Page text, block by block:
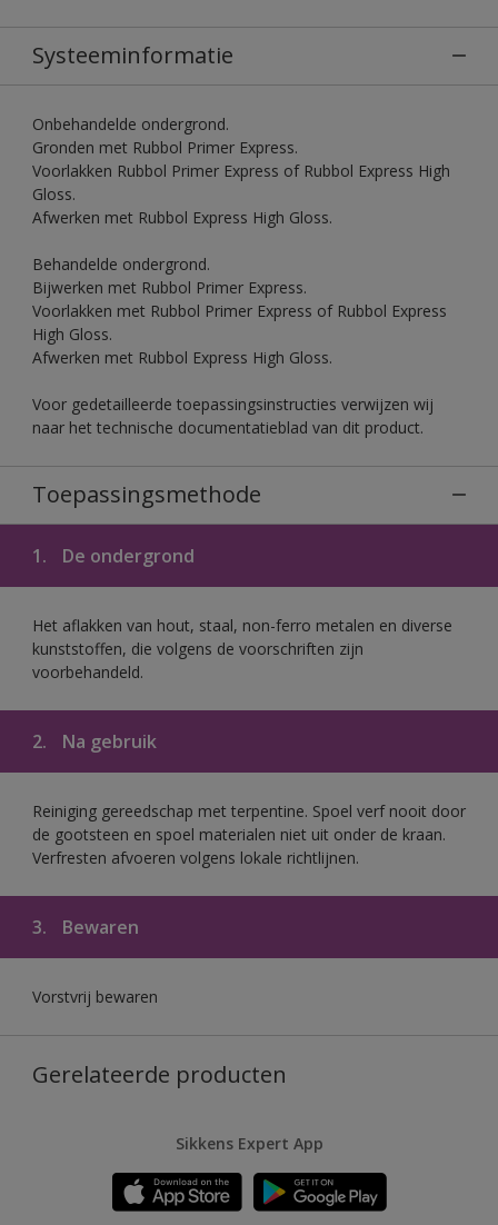
Systeeminformatie
Onbehandelde ondergrond.
Gronden met Rubbol Primer Express.
Voorlakken Rubbol Primer Express of Rubbol Express High
Gloss.
Afwerken met Rubbol Express High Gloss.
Behandelde ondergrond.
Bijwerken met Rubbol Primer Express.
Voorlakken met Rubbol Primer Express of Rubbol Express
High Gloss.
Afwerken met Rubbol Express High Gloss.
Voor gedetailleerde toepassingsinstructies verwijzen wij
naar het technische documentatieblad van dit product.
Toepassingsmethode
1. De ondergrond
Het aflakken van hout, staal, non-ferro metalen en diverse
kunststoffen, die volgens de voorschriften zijn
voorbehandeld.
2. Na gebruik
Reiniging gereedschap met terpentine. Spoel verf nooit door
de gootsteen en spoel materialen niet uit onder de kraan.
Verfresten afvoeren volgens lokale richtlijnen.
3. Bewaren
Vorstvrij bewaren
Gerelateerde producten
Sikkens Expert App